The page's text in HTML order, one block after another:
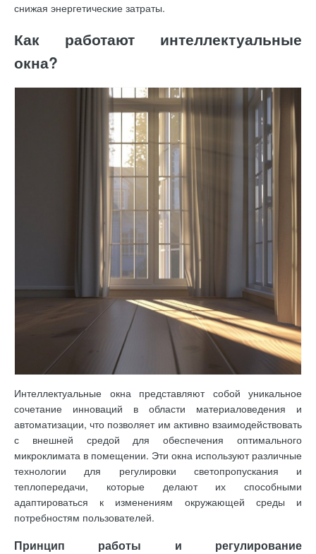
снижая энергетические затраты.
Как работают интеллектуальные
окна?
Интеллектуальные окна представляют собой уникальное
сочетание инноваций в области материаловедения и
автоматизации, что позволяет им активно взаимодействовать
с внешней средой для обеспечения оптимального
микроклимата в помещении. Эти окна используют различные
технологии для регулировки светопропускания и
теплопередачи, которые делают их способными
адаптироваться к изменениям окружающей среды и
потребностям пользователей.
Принцип работы и регулирование